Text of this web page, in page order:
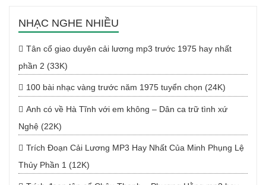
NHẠC NGHE NHIỀU
Tân cổ giao duyên cải lương mp3 trước 1975 hay nhất
phần 2 (33K)
100 bài nhạc vàng trước năm 1975 tuyển chọn (24K)
Anh có về Hà Tĩnh với em không – Dân ca trữ tình xứ
Nghệ (22K)
Trích Đoạn Cải Lương MP3 Hay Nhất Của Minh Phụng Lệ
Thủy Phần 1 (12K)